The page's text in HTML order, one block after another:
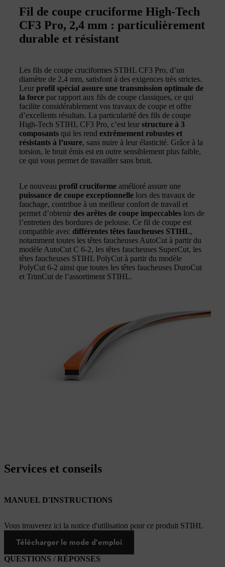
Fil de coupe cruciforme High-Tech
CF3 Pro, 2,4 mm : particulièrement
durable et résistant
Les fils de coupe cruciformes STIHL CF3 Pro, d’un
diamètre de 2,4 mm, satisfont à des exigences très strictes.
Leur profil spécial assure une transmission optimale de
la force par rapport aux fils de coupe classiques, ce qui
facilite considérablement vos travaux de coupe et offre
d’excellents résultats. La particularité des fils de coupe
High-Tech STIHL CF3 Pro, c’est leur structure à 3
composants qui les rend extrêmement robustes et
résistants à l’usure, sans nuire à leur élasticité. Grâce à la
torsion, le bruit émis est en outre sensiblement plus faible,
ce qui vous permet de travailler sans bruit.
Le nouveau profil cruciforme amélioré assure une
puissance de coupe exceptionnelle lors des travaux de
fauchage, contribue à un meilleur confort de travail et
permet d’obtenir des arêtes de coupe impeccables lors de
l’entretien des bordures de pelouse. Ce fil de coupe est
compatible avec différentes têtes faucheuses STIHL,
notamment toutes les têtes faucheuses AutoCut à partir du
modèle AutoCut C 6-2, les têtes faucheuses SuperCut, les
têtes faucheuses STIHL PolyCut à partir du modèle
PolyCut 6-2 ainsi que toutes les têtes faucheuses DuroCut
et TrimCut de l’assortiment STIHL.
Services et conseils
MANUEL D'INSTRUCTIONS
Vous trouverez ici la notice d'utilisation pour ce produit STIHL
Télécharger le mode d'emploi
QUESTIONS / RÉPONSES